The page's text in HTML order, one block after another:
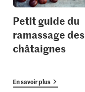
Petit guide du
ramassage des
châtaignes
En savoir plus